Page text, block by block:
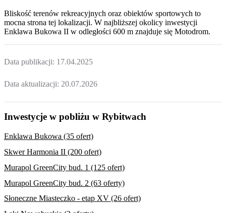
Bliskość terenów rekreacyjnych oraz obiektów sportowych to
mocna strona tej lokalizacji. W najbliższej okolicy inwestycji
Enklawa Bukowa II w odległości 600 m znajduje się Motodrom.
Data publikacji: 17.04.2025
Data aktualizacji: 20.07.2026
Inwestycje w pobliżu w Rybitwach
Enklawa Bukowa (35 ofert)
Skwer Harmonia II (200 ofert)
Murapol GreenCity bud. 1 (125 ofert)
Murapol GreenCity bud. 2 (63 oferty)
Słoneczne Miasteczko - etap XV (26 ofert)